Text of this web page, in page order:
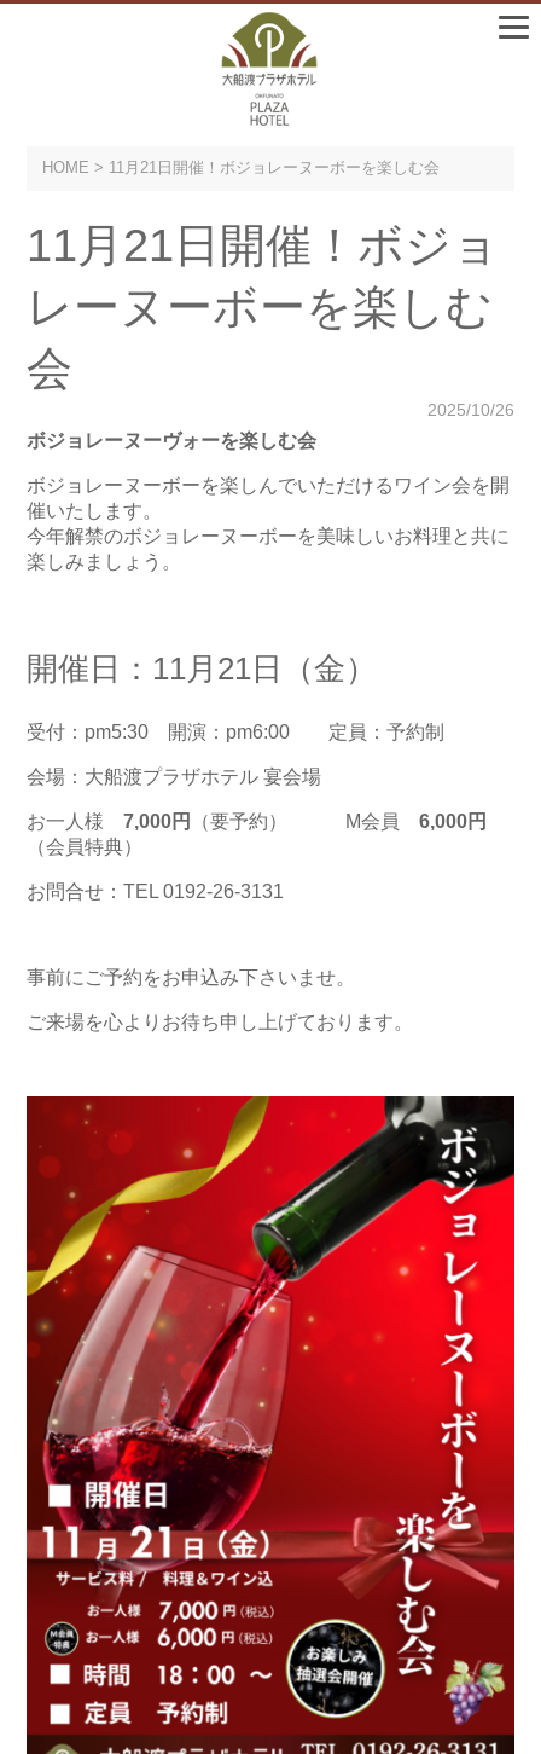
HOME > 11月21日開催！ボジョレーヌーボーを楽しむ会
11月21日開催！ボジョ
レーヌーボーを楽しむ
会
2025/10/26
ボジョレーヌーヴォーを楽しむ会
ボジョレーヌーボーを楽しんでいただけるワイン会を開
催いたします。
今年解禁のボジョレーヌーボーを美味しいお料理と共に
楽しみましょう。
開催日：11月21日（金）
受付：pm5:30 開演：pm6:00 定員：予約制
会場：大船渡プラザホテル 宴会場
お一人様7,000円 （要予約） М会員6,000円
（会員特典）
お問合せ：TEL 0192-26-3131
事前にご予約をお申込み下さいませ。
ご来場を心よりお待ち申し上げております。